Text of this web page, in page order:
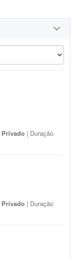
Privado | Duração
Privado | Duração